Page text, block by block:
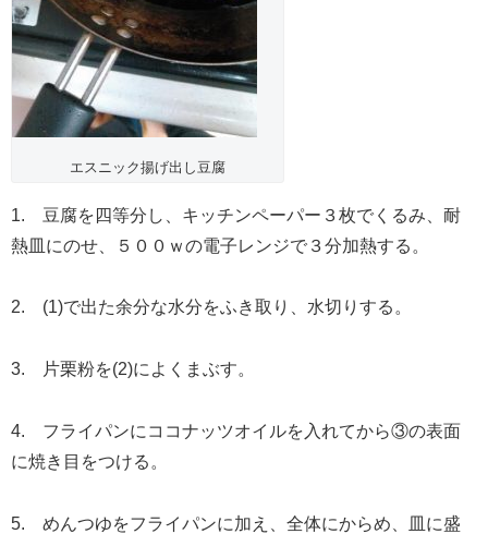
エスニック揚げ出し豆腐
1. 豆腐を四等分し、キッチンペーパー３枚でくるみ、耐
熱皿にのせ、５００ｗの電子レンジで３分加熱する。
2. (1)で出た余分な水分をふき取り、水切りする。
3. 片栗粉を(2)によくまぶす。
4. フライパンにココナッツオイルを入れてから③の表面
に焼き目をつける。
5. めんつゆをフライパンに加え、全体にからめ、皿に盛